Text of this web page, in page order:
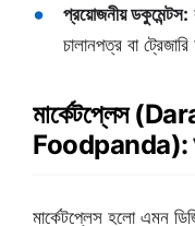
প্রয়োজনীয় ডকুমেন্টস:
চালানপত্র বা
মার্কেটপ্লেস
Foodpanda):
মার্কেটপ্লেস হলো এমন